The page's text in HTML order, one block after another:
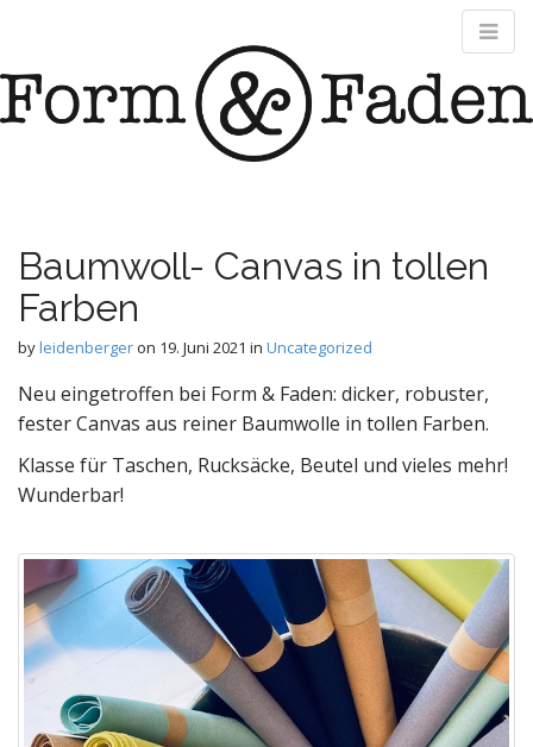
form und faden
Werkstatt für textiles Gestalten
a
i
n
u
i
p
n
t
e
n
t
Baumwoll- Canvas in tollen
Farben
byleidenbergeron 19. Juni 2021 in Uncategorized
Neu eingetroffen bei Form & Faden: dicker, robuster,
fester Canvas aus reiner Baumwolle in tollen Farben.
Klasse für Taschen, Rucksäcke, Beutel und vieles mehr!
Wunderbar!